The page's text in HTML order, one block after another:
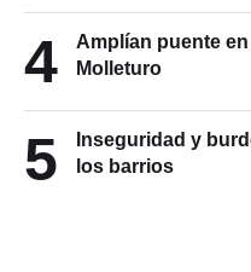
4
Amplían puente
Molleturo
5
Inseguridad y
los barrios